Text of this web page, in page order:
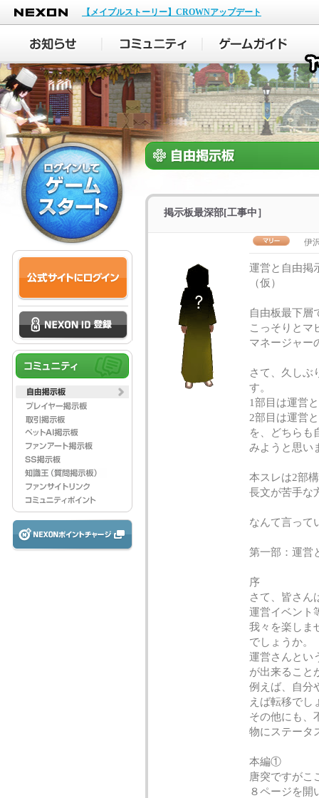
NEXON
【メイプルストーリー】CROWNアップデート
掲示板最深部[工事中］
伊
運営と自由
自由板最下層
こっそりとマ
マネージャー
さて、久しぶ
す。
1部目は運営
2部目は運営
を、どちらも
みようと思い
本スレは2部
長文が苦手な
なんて言って
第一部：運営
序
さて、皆さん
運営イベント
我々を楽しま
でしょうか。
運営さんとい
が出来ること
例えば、自分
え
その他にも
物にステータ
本編①
唐突ですがこ
８ページを開